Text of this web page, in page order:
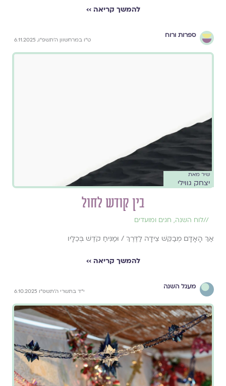
להמשך קריאה ››
ספרות ורוח
ט״ו במרחשוון ה׳תשפ״ו, 6.11.2025
שיר מאת
יצחק גווילי
בין קודש לחול
//לוח השנה, חגים ומועדים
אַךְ הָאָדָם מְבַקֵּשׁ צֵידָה לַדֶּרֶךְ / וּמַנִּיחַ קֹדֶשׁ בְּכֵלָיו
להמשך קריאה ››
מעגל השנה
י״ד בתשרי ה׳תשפ״ו 6.10.2025